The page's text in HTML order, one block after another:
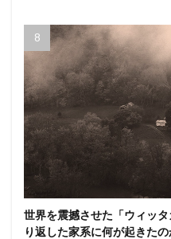
世界を震撼させた「ウィッ
り返した家系に何が起きたの